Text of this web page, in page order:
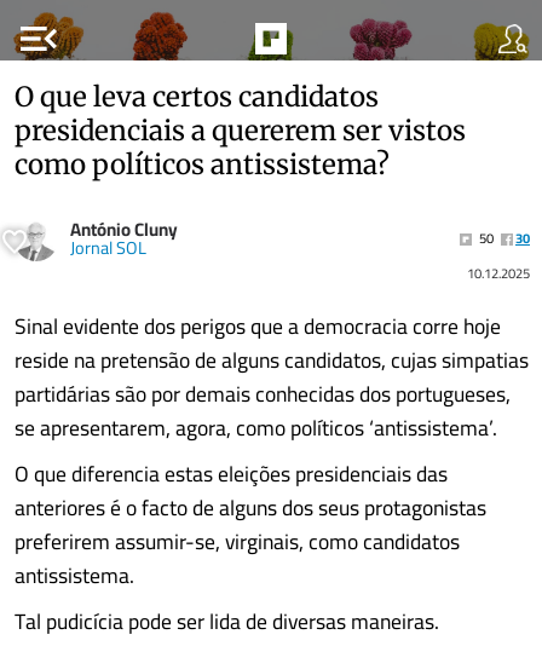
menu_open
O que leva certos candidatos
presidenciais a quererem ser vistos
como políticos antissistema?
António Cluny
Jornal SOL 50
30
10.12.2025
Sinal evidente dos perigos que a democracia corre hoje
reside na pretensão de alguns candidatos, cujas simpatias
partidárias são por demais conhecidas dos portugueses,
se apresentarem, agora, como políticos ‘antissistema’.
O que diferencia estas eleições presidenciais das
anteriores é o facto de alguns dos seus protagonistas
preferirem assumir-se, virginais, como candidatos
antissistema.
Tal pudicícia pode ser lida de diversas maneiras.